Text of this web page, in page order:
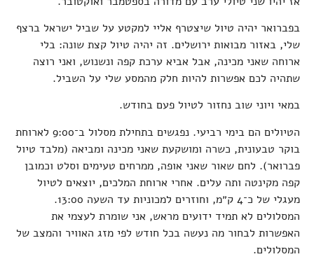
בפברואר יהיה טיול שיצטרף אליי למקטע על שביל ישראל ברצף
שלי, באזור מבואות ירושלים. זה יהיה טיול קצת שונה: בלי
ארוחה שאני מכינה, אבל אביא ערכת קפה ונשנוש, ואני רוצה
שתהיה לכם אפשרות להיות חלק מהמסע שלי על השביל.
במאי ויוני שוב נחזור לטיול פעם בחודש.
הטיולים הם בימי רביעי. נפגשים בתחילת מסלול ב־9:00 לארוחת
בוקר טבעונית, כשרה ומושקעת שאני מכינה ומביאה (מלבד טיול
פברואר). לחם שאור שאני אופה, ממרחים טעימים וסלט וכמובן
קפה מקינטה ותה עלים. אחרי ארוחת המלכים, יוצאים לטיול
מעגלי של כ־4 ק״מ, וחוזרים למכוניות עד השעה 13:00.
המסלולים לא תמיד ידועים מראש, אני שומרת לעצמי את
האפשרות לבחור מה נעשה בכל חודש לפי מזג האוויר והמצב של
המסלולים.